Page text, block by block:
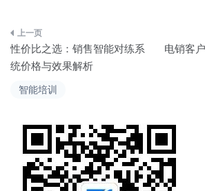
智能培训
文
章
导
性价比之选：销售智能对练系
统价格与效果解析
电销客